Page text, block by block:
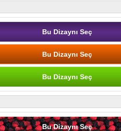
Bu Dizaynı Seç
Bu Dizaynı Seç
Bu Dizaynı Seç
Bu Dizaynı Seç